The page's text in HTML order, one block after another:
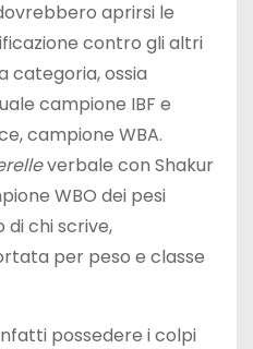
aprirsi le
contro gli altri
categoria, ossia
campione IBF e
campione WBA.
verbale con Shakur
WBO dei pesi
di chi scrive,
per peso e classe
possedere i colpi